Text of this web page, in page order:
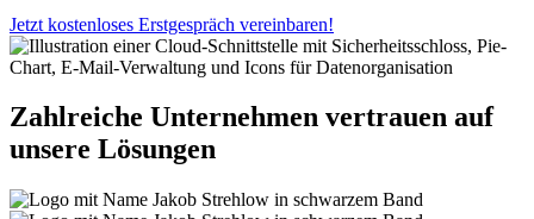
Jetzt kostenloses Erstgespräch vereinbaren!
Zahlreiche Unternehmen vertrauen auf
unsere Lösungen